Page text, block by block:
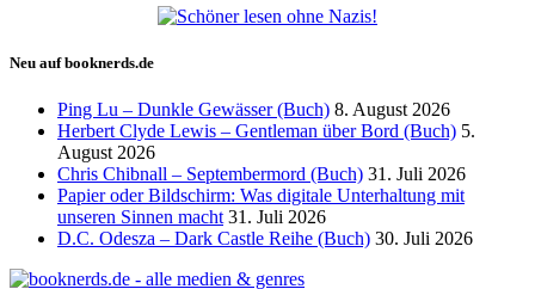
Neu auf booknerds.de
Ping Lu – Dunkle Gewässer (Buch) 8. August 2026
Herbert Clyde Lewis – Gentleman über Bord (Buch) 5.
August 2026
Chris Chibnall – Septembermord (Buch) 31. Juli 2026
Papier oder Bildschirm: Was digitale Unterhaltung mit
unseren Sinnen macht 31. Juli 2026
D.C. Odesza – Dark Castle Reihe (Buch) 30. Juli 2026